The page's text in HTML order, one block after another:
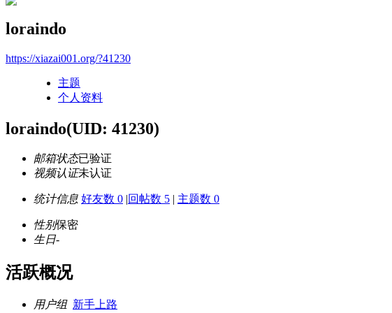
loraindo
https://xiazai001.org/?41230
主题
个人资料
loraindo(UID: 41230)
邮箱状态已验证
视频认证未认证
统计信息 好友数 0 |回帖数 5 | 主题数 0
性别保密
生日-
活跃概况
用户组 新手上路